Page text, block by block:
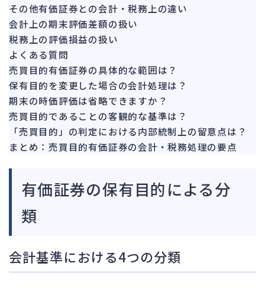
手続 664
私的整理 142
法的整理
債権者対応 19
換価・競売 54
その他有価証券との会計・税務上の違い
会計上の期末評価差額の扱い
税務上の評価損益の扱い
よくある質問
売買目的有価証券の具体的な範囲は？
保有目的を変更した場合の会計処理は？
期末の時価評価は省略できますか？
売買目的であることの客観的な基準は？
「売買目的」の判定における内部統制上の留意点は？
まとめ：売買目的有価証券の会計・税務処理の要点
有価証券の保有目的による分
類
会計基準における4つの分類